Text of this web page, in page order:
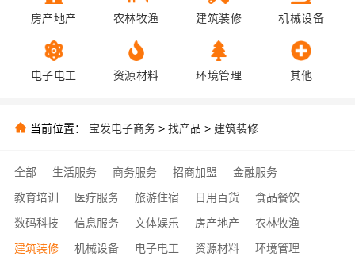
房产地产 农林牧渔 建筑装修 机械设备
电子电工 资源材料 环境管理 其他
当前位置： 宝发电子商务 > 找产品 > 建筑装修
全部 生活服务 商务服务 招商加盟
金融服务
教育培训
医疗服务 旅游住宿 日用百货
食品餐饮
数码科技
信息服务 文体娱乐 房产地产
农林牧渔
建筑装修
机械设备 电子电工 资源材料
环境管理